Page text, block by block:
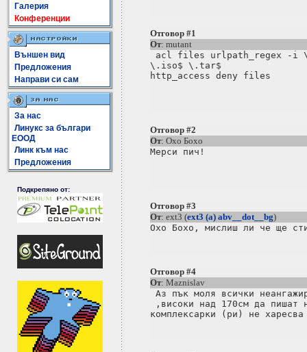
Галерия
Конференции
Външен вид
Предложения
Направи си сам
За нас
Линукс за българи
ЕООД
Линк към нас
Предложения
Подкрепяно от:
Отговор #1
От: mutant
acl files urlpath_regex -i
\.iso$ \.tar$
http_access deny files
Отговор #2
От: Охо Бохо
Мерси пич!
Отговор #3
От: ext3 (ext3 (a) abv__dot__bg)
Отговор #4
От: Maznislav
Аз пък моля всички
,високи над 170см да пишат